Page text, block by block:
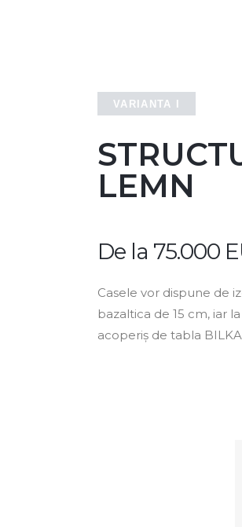
VARIANTA I
LEMN
De la 75.000
Casele vor dispune de
bazaltica de 15 cm, iar
acoperiș de tabla